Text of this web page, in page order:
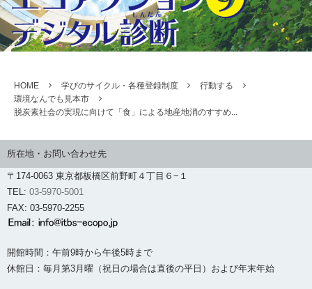
HOME 学びのサイクル・各種登録制度
行動する
環境なんでも見本市
脱炭素社会の実現に向けて「食」による地産地消のすすめ...
所在地・お問い合わせ先
〒174-0063 東京都板橋区前野町４丁目６−１
TEL: 03-5970-5001
FAX: 03-5970-2255
開館時間：午前9時から午後5時まで
休館日：毎月第3月曜（祝日の場合は直後の平日）および年末年始